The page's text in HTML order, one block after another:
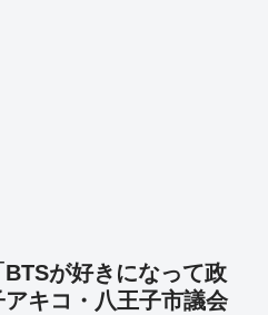
BTSが好きになって政
キコ・八王子市議会